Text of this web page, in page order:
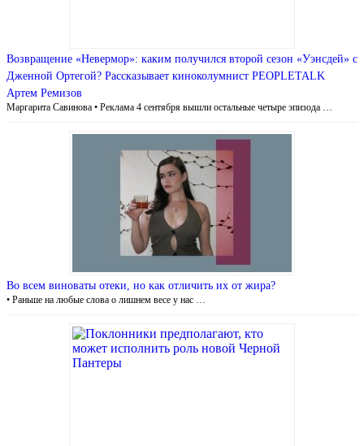
Возвращение «Невермор»: каким получился второй сезон «Уэнсдей» с
Дженной Ортегой? Рассказывает киноколумнист PEOPLETALK
Артем Ремизов
Маргарита Савинова • Реклама 4 сентября вышли остальные четыре эпизода …
Во всем виноваты отеки, но как отличить их от жира?
• Раньше на любые слова о лишнем весе у нас …